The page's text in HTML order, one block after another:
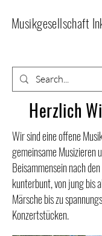
Musikgesellschaft
Herzlich
Wir sind eine offene
gemeinsame Musizieren
Beisammensein nach
kunterbunt, von jung bis
Märsche bis zu
Konzertstücken.